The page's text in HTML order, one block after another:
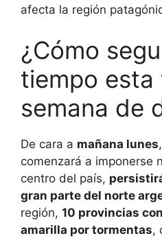
afecta la región
¿Cómo
tiempo esta
semana de
De cara a mañana lunes
comenzará a imponerse
centro del país,
gran parte del norte
región, 10 provincias
amarilla por tormentas,